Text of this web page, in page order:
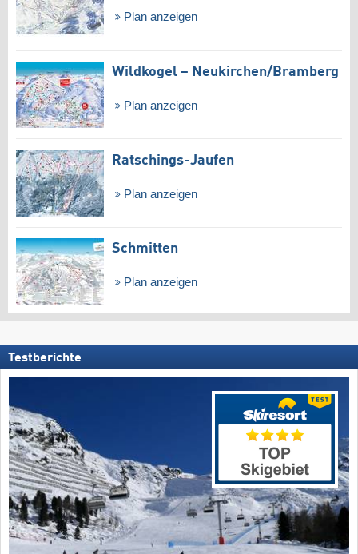
Plan anzeigen
Wildkogel – Neukirchen/​Bramberg
Plan anzeigen
Ratschings-Jaufen
Plan anzeigen
Schmitten
Plan anzeigen
Testberichte